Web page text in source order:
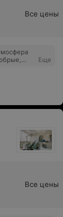
Все цены
Еще
Все цены